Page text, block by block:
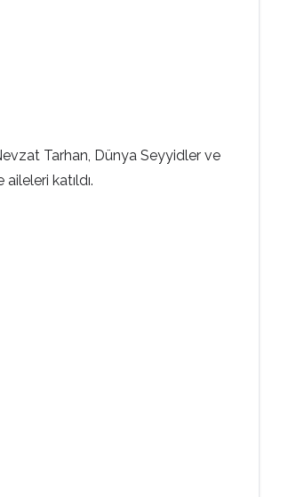
Tarhan, Dünya Seyyidler ve
katıldı.